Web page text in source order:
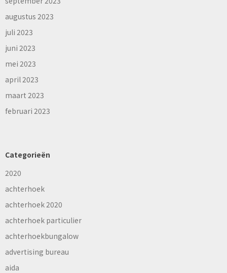
augustus 2023
juli 2023
juni 2023
mei 2023
april 2023
maart 2023
februari 2023
Categorieën
2020
achterhoek
achterhoek 2020
achterhoek particulier
achterhoekbungalow
advertising bureau
aida